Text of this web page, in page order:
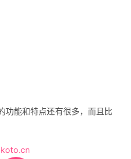
功能和特点还有很多，而且比